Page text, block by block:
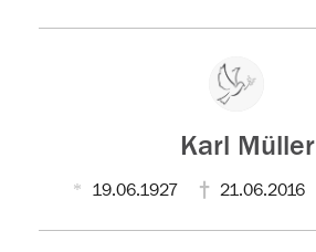
Karl Müller
19.06.1927 21.06.2016